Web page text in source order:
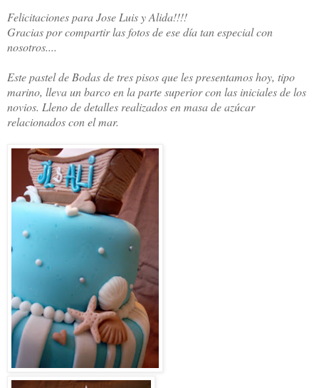
Felicitaciones para Jose Luis y Alida!!!!
Gracias por compartir las fotos de ese día tan especial con
nosotros....
Este pastel de Bodas de tres pisos que les presentamos hoy, tipo
marino, lleva un barco en la parte superior con las iniciales de los
novios. Lleno de detalles realizados en masa de azúcar
relacionados con el mar.